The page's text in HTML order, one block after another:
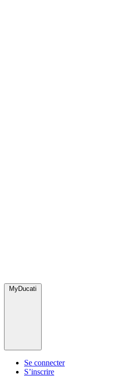
MyDucati
Se connecter
S’inscrire